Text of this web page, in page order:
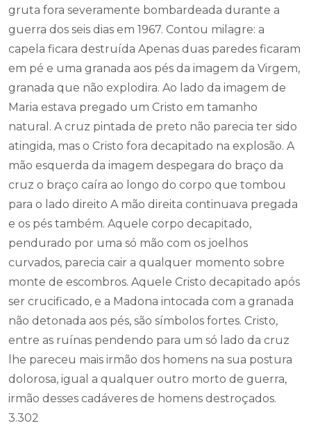
gruta fora severamente bombardeada durante a
guerra dos seis dias em 1967. Contou milagre: a
capela ficara destruída Apenas duas paredes ficaram
em pé e uma granada aos pés da imagem da Virgem,
granada que não explodira. Ao lado da imagem de
Maria estava pregado um Cristo em tamanho
natural. A cruz pintada de preto não parecia ter sido
atingida, mas o Cristo fora decapitado na explosão. A
mão esquerda da imagem despegara do braço da
cruz o braço caíra ao longo do corpo que tombou
para o lado direito A mão direita continuava pregada
e os pés também. Aquele corpo decapitado,
pendurado por uma só mão com os joelhos
curvados, parecia cair a qualquer momento sobre
monte de escombros. Aquele Cristo decapitado após
ser crucificado, e a Madona intocada com a granada
não detonada aos pés, são símbolos fortes. Cristo,
entre as ruínas pendendo para um só lado da cruz
lhe pareceu mais irmão dos homens na sua postura
dolorosa, igual a qualquer outro morto de guerra,
irmão desses cadáveres de homens destroçados.
3.302